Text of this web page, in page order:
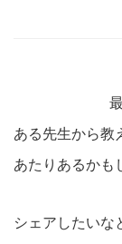
ある先生から
あたりあるかも
シェアしたいな